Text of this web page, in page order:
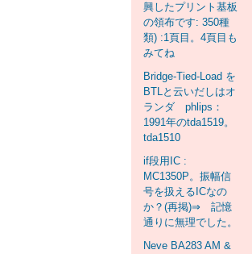
興したプリント基板
の領布です: 350種
類) :1頁目。4頁目も
みてね
Bridge-Tied-Load を
BTLと云いだしはオ
ランダ phlips：
1991年のtda1519。
tda1510
if段用IC :
MC1350P。振幅信
号を扱えるICなの
か？(再掲)⇒ 記憶
通りに無理でした。
Neve BA283 AM &